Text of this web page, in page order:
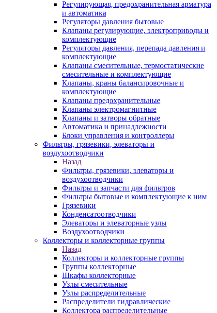
Регулирующая, предохранительная арматура
и автоматика
Регуляторы давления бытовые
Клапаны регулирующие, электроприводы и
комплектующие
Регуляторы давления, перепада давления и
комплектующие
Клапаны смесительные, термостатические
смесительные и комплектующие
Клапаны, краны балансировочные и
комплектующие
Клапаны предохранительные
Клапаны электромагнитные
Клапаны и затворы обратные
Автоматика и принадлежности
Блоки управления и контроллеры
Фильтры, грязевики, элеваторы и
воздухоотводчики
Назад
Фильтры, грязевики, элеваторы и
воздухоотводчики
Фильтры и запчасти для фильтров
Фильтры бытовые и комплектующие к ним
Грязевики
Конденсатоотводчики
Элеваторы и элеваторные узлы
Воздухоотводчики
Коллекторы и коллекторные группы
Назад
Коллекторы и коллекторные группы
Группы коллекторные
Шкафы коллекторные
Узлы смесительные
Узлы распределительные
Распределители гидравлические
Коллектора распределительные